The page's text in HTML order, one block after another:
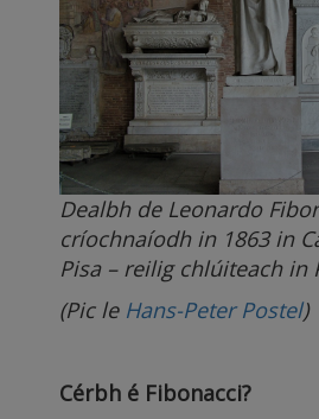
Dealbh de Leonardo
críochnaíodh in 1863 in
Pisa – reilig chlúiteach in
(Pic le Hans-Peter Postel)
Cérbh é Fibonacci?